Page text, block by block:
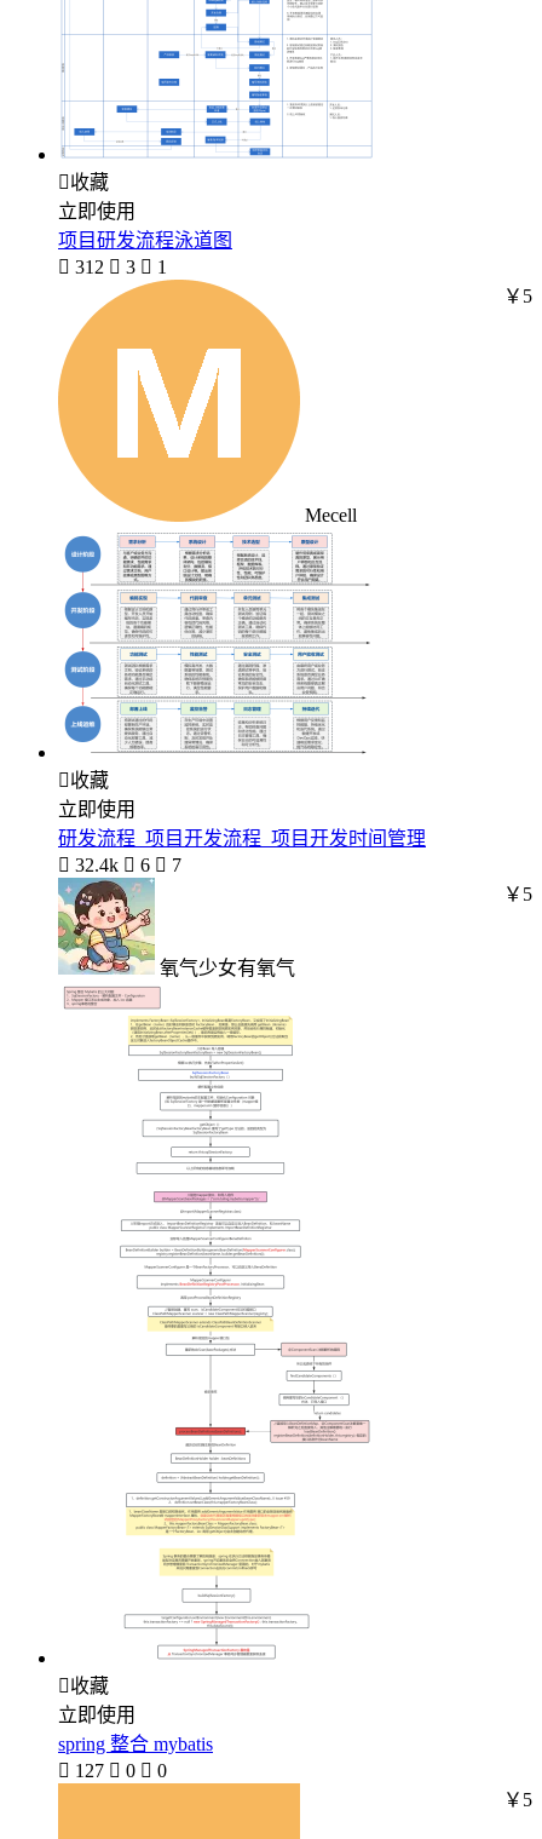
收藏
立即使用
项目研发流程泳道图
 312  3  1
Mecell
￥5
收藏
立即使用
研发流程_项目开发流程_项目开发时间管理
 32.4k  6  7
氧气少女有氧气
￥5
收藏
立即使用
spring 整合 mybatis
 127  0  0
￥5